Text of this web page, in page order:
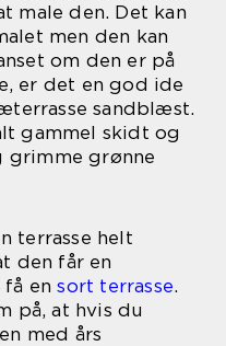
male den. Det kan
men den kan
om den er på
er det en god ide
sandblæst.
gammel skidt og
grimme grønne
terrasse helt
den får en
få ensort terrasse.
på, at hvis du
med års